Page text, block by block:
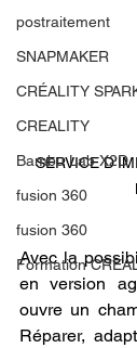
postraitement
SNAPMAKER
CRÉALITY
CREALITY
Bambu Lab X2D
fusion 360
fusion 360
Formation
SERVICE D’IMPRESSION 3D EN LIGNE
Avec la
en version
ouvre un
Réparer,